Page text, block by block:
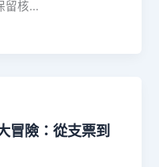
留核…
冒險：從支票到